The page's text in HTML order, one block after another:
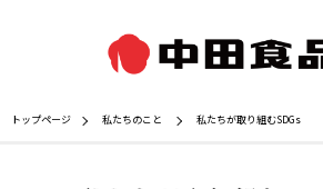
トップページ 私たちのこと 私たちが取り組むSDGs